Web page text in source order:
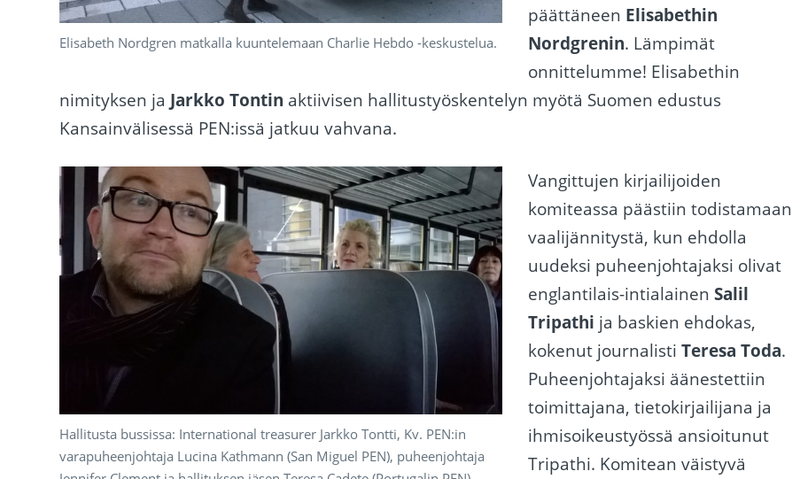
Elisabeth Nordgren matkalla kuuntelemaan Charlie Hebdo -keskustelua.
päättäneen Elisabethin
Nordgrenin. Lämpimät
onnittelumme! Elisabethin
nimityksen ja Jarkko Tontin aktiivisen hallitustyöskentelyn myötä Suomen edustus
Kansainvälisessä PEN:issä jatkuu vahvana.
Hallitusta bussissa: International treasurer Jarkko Tontti, Kv. PEN:in
varapuheenjohtaja Lucina Kathmann (San Miguel PEN), puheenjohtaja
Vangittujen kirjailijoiden
komiteassa päästiin todistamaan
vaalijännitystä, kun ehdolla
uudeksi puheenjohtajaksi olivat
englantilais-intialainenSalil
Tripathi ja baskien ehdokas,
kokenut journalistiTeresa Toda.
Puheenjohtajaksi äänestettiin
toimittajana, tietokirjailijana ja
ihmisoikeustyössä ansioitunut
Tripathi. Komitean väistyvä